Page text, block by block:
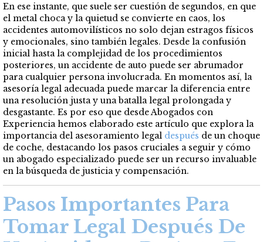
En ese instante, que suele ser cuestión de segundos, en que
el metal choca y la quietud se convierte en caos, los
accidentes automovilísticos no solo dejan estragos físicos
y emocionales, sino también legales. Desde la confusión
inicial hasta la complejidad de los procedimientos
posteriores, un accidente de auto puede ser abrumador
para cualquier persona involucrada. En momentos así, la
asesoría legal adecuada puede marcar la diferencia entre
una resolución justa y una batalla legal prolongada y
desgastante. Es por eso que desde Abogados con
Experiencia hemos elaborado este artículo que explora la
importancia del asesoramiento legal después de un choque
de coche, destacando los pasos cruciales a seguir y cómo
un abogado especializado puede ser un recurso invaluable
en la búsqueda de justicia y compensación.
Pasos Importantes Para
Tomar Legal Después De